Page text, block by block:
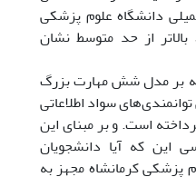
دانشگاه علوم پزشکی
کرمانشاه را با میانگین 37/3 بالاتر از حد متوسط نشان
بر مدل شش مهارت بزرگ
سواد اطلاعاتی
است. و بر مبنای این
که آیا دانشجویان
پزشکی کرمانشاه مجهز به